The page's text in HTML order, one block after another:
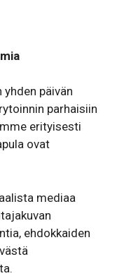
päivän
parhaisiin
erityisesti
ovat
mediaa
ehdokkaiden